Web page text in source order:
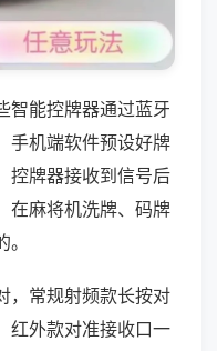
智能控牌器通过蓝牙
手机端软件预设好牌
控牌器接收到信号后
在麻将机洗牌、码牌
，常规射频款长按对
红外款对准接收口一